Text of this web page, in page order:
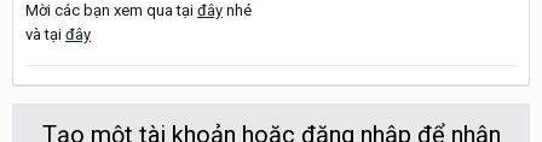
Mời các bạn xem qua tại đây nhé
và tại đây
Tạo một tài khoản hoặc đăng nhập để nhận